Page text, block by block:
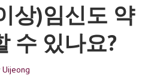
상)임신도 약
수 있나요?
Uijeong